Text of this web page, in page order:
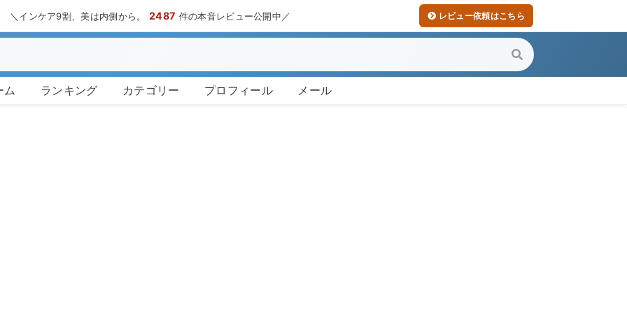
＼インケア9割、美は内側から。2487 件の本音レビュー公開中／ レビュー依頼はこちら
ム ランキング カテゴリー プロフィール メール